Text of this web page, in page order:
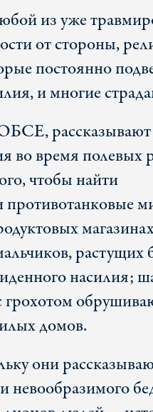
из уже
от стороны,
постоянно
и многие
во время полевых
чтобы найти
противотанковые
растущих
насилия;
домов.
они
невообразимого